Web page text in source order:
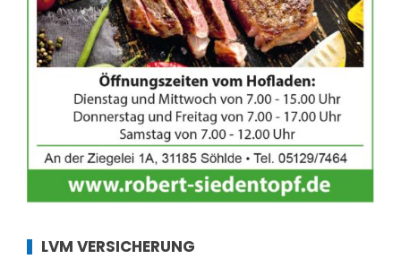
LVM VERSICHERUNG